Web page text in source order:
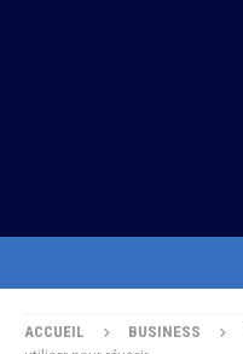
ACCUEIL BUSINESS